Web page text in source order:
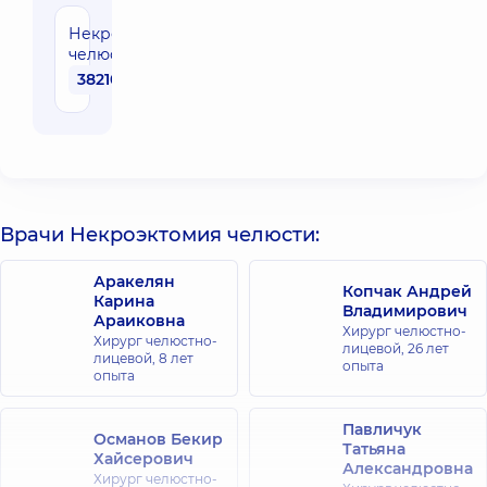
Некроэктомия
челюсти
38210 грн
Врачи Некроэктомия челюсти:
Аракелян
Карина
Араиковна
Хирург челюстно-
лицевой, 8 лет
опыта
Копчак Андрей
Владимирович
Хирург челюстно-
лицевой, 26 лет
опыта
Османов Бекир
Хайсерович
Хирург челюстно-
Павличук
Татьяна
Александровна